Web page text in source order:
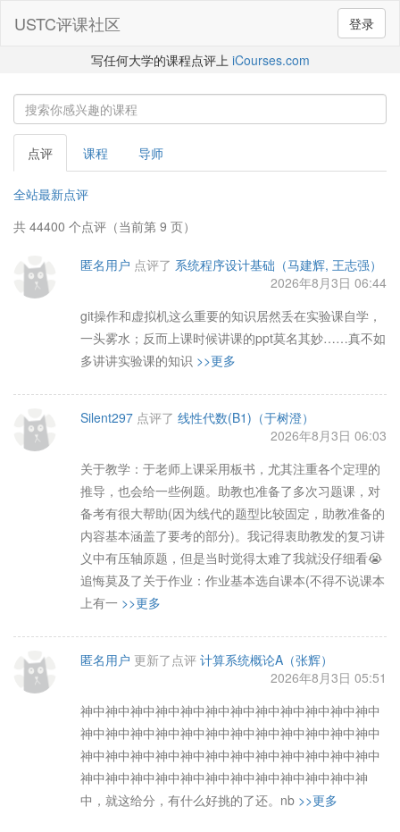
登录
USTC评课社区
写任何大学的课程点评上 iCourses.com
点评 课程 导师
全站最新点评
共 44400 个点评（当前第 9 页）
匿名用户 点评了 系统程序设计基础（马建辉, 王志强）
2026年8月3日 06:44
git操作和虚拟机这么重要的知识居然丢在实验课自学，
一头雾水；反而上课时候讲课的ppt莫名其妙……真不如
多讲讲实验课的知识 >>更多
Silent297点评了 线性代数(B1)（于树澄）
2026年8月3日 06:03
关于教学：于老师上课采用板书，尤其注重各个定理的
推导，也会给一些例题。助教也准备了多次习题课，对
备考有很大帮助(因为线代的题型比较固定，助教准备的
内容基本涵盖了要考的部分)。我记得衷助教发的复习讲
义中有压轴原题，但是当时觉得太难了我就没仔细看😭
追悔莫及了关于作业：作业基本选自课本(不得不说课本
上有一 >>更多
匿名用户 更新了点评 计算系统概论A（张辉）
2026年8月3日 05:51
神中神中神中神中神中神中神中神中神中神中神中神中
神中神中神中神中神中神中神中神中神中神中神中神中
神中神中神中神中神中神中神中神中神中神中神中神中
神中神中神中神中神中神中神中神中神中神中神中神
中，就这给分，有什么好挑的了还。nb >>更多